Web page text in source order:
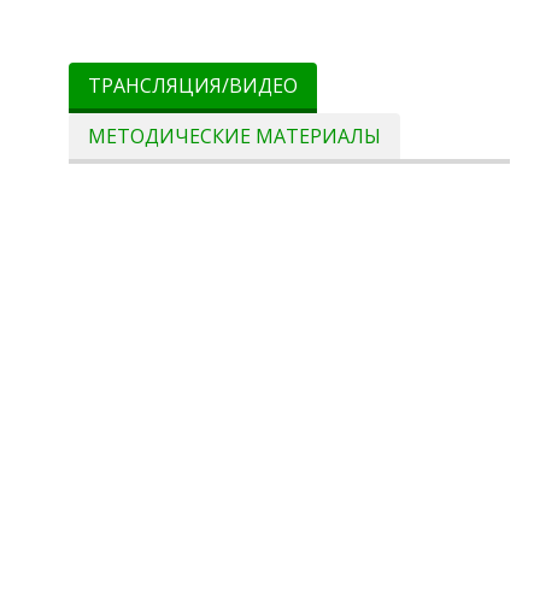
ТРАНСЛЯЦИЯ/ВИДЕО
МЕТОДИЧЕСКИЕ МАТЕРИАЛЫ